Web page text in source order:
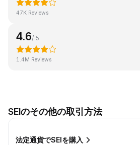
47K Reviews
4.6/ 5
1.4M Reviews
SEIのその他の取引方法
法定通貨でSEIを購入